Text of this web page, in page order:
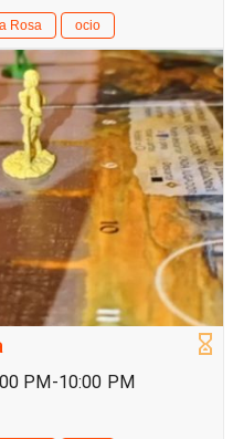
Rosa ocio
PM-10:00 PM